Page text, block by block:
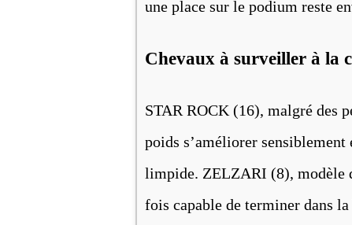
une place sur le podium reste
Chevaux à surveiller à la
STAR ROCK (16), malgré des
poids s’améliorer
limpide. ZELZARI (8), modèle
fois capable de terminer dans